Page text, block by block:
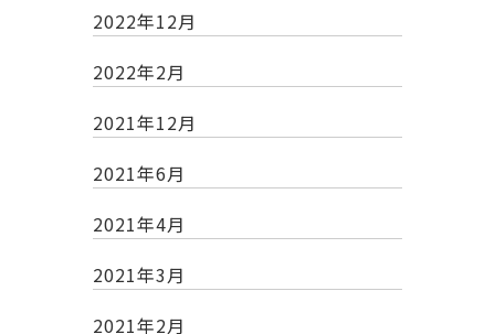
2022年12月
2022年2月
2021年12月
2021年6月
2021年4月
2021年3月
2021年2月